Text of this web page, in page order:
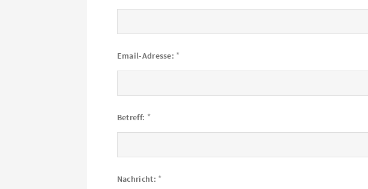
Email-Adresse: *
Betreff: *
Nachricht: *